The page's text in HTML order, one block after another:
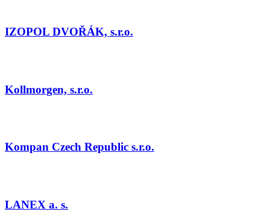
IZOPOL DVOŘÁK, s.r.o.
Kollmorgen, s.r.o.
Kompan Czech Republic s.r.o.
LANEX a. s.